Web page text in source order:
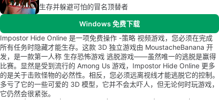
生存并躲避可怕的冒名顶替者
Windows 免费下载
Impostor Hide Online 是一项免费操作 -策略 视频游戏，您必须在完成
所有任务时隐藏才能生存。这款 3D 独立游戏由 MoustacheBanana 开
发，是一款第一人称 生存恐怖游戏 逃脱游戏——虽然唯一的逃脱是赢得
比赛。显然是受到流行的 Among Us 游戏，Impostor Hide Online 更多
的是关于击败怪物的必然性。相反，您必须远离视线才能逃脱它的控制。
多亏了它的一些可爱的 3D 模型，它并不会太吓人，但无论何时玩游戏，
它仍然会很紧张。